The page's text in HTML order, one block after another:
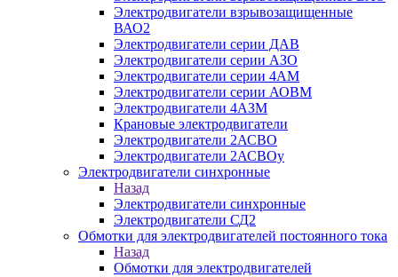
Электродвигатели взрывозащищенные
ВАО2
Электродвигатели серии ДАВ
Электродвигатели серии АЗО
Электродвигатели серии 4АМ
Электродвигатели серии АОВМ
Электродвигатели 4АЗМ
Крановые электродвигатели
Электродвигатели 2АСВО
Электродвигатели 2АСВОу
Электродвигатели синхронные
Назад
Электродвигатели синхронные
Электродвигатели СД2
Обмотки для электродвигателей постоянного тока
Назад
Обмотки для электродвигателей